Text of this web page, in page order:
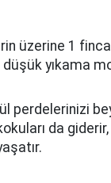
üzerine 1
yıkama
perdelerinizi
da